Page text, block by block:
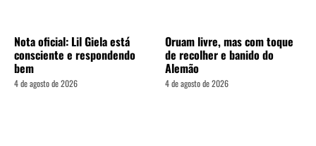
Nota oficial: Lil Giela está
consciente e respondendo
bem
4 de agosto de 2026
Oruam livre, mas com toque
de recolher e banido do
Alemão
4 de agosto de 2026